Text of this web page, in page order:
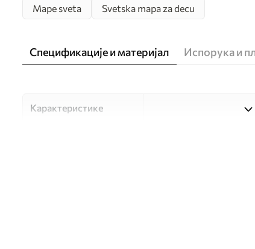
Mape sveta Svetska mapa za decu
Спецификације и материјал Испорука и
Карактеристике